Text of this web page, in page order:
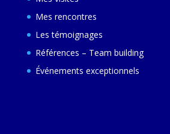
Mes rencontres
Les témoignages
Références – Team building
Événements exceptionnels